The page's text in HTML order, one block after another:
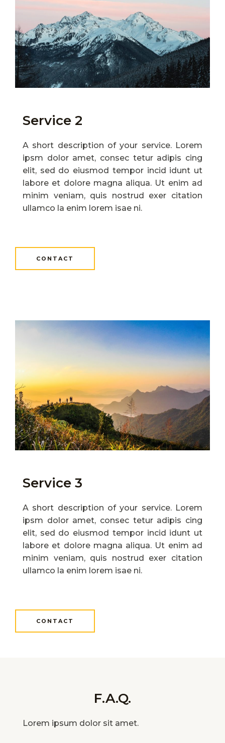
Service 2
A short description of your service. Lorem
ipsm dolor amet, consec tetur adipis cing
elit, sed do eiusmod tempor incid idunt ut
labore et dolore magna aliqua. Ut enim ad
minim veniam, quis nostrud exer citation
ullamco la enim lorem isae ni.
CONTACT
Service 3
A short description of your service. Lorem
ipsm dolor amet, consec tetur adipis cing
elit, sed do eiusmod tempor incid idunt ut
labore et dolore magna aliqua. Ut enim ad
minim veniam, quis nostrud exer citation
ullamco la enim lorem isae ni.
CONTACT
F.A.Q.
Lorem ipsum dolor sit amet.